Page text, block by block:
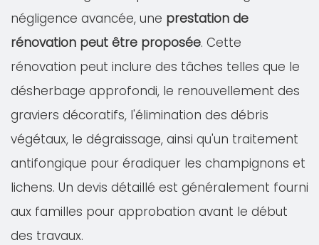
négligence avancée, une prestation de
rénovation peut être proposée. Cette
rénovation peut inclure des tâches telles que le
désherbage approfondi, le renouvellement des
graviers décoratifs, l'élimination des débris
végétaux, le dégraissage, ainsi qu'un traitement
antifongique pour éradiquer les champignons et
lichens. Un devis détaillé est généralement fourni
aux familles pour approbation avant le début
des travaux.